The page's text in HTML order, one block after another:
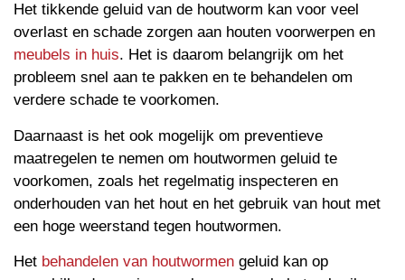
Het tikkende geluid van de houtworm kan voor veel
overlast en schade zorgen aan houten voorwerpen en
meubels in huis. Het is daarom belangrijk om het
probleem snel aan te pakken en te behandelen om
verdere schade te voorkomen.
Daarnaast is het ook mogelijk om preventieve
maatregelen te nemen om houtwormen geluid te
voorkomen, zoals het regelmatig inspecteren en
onderhouden van het hout en het gebruik van hout met
een hoge weerstand tegen houtwormen.
Het behandelen van houtwormen geluid kan op